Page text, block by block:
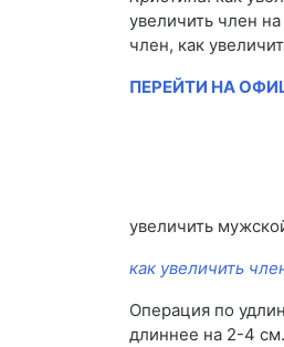
увеличить член
член, как
ПЕРЕЙТИ НА
увеличить
как увеличить
Операция по
длиннее на 2-4